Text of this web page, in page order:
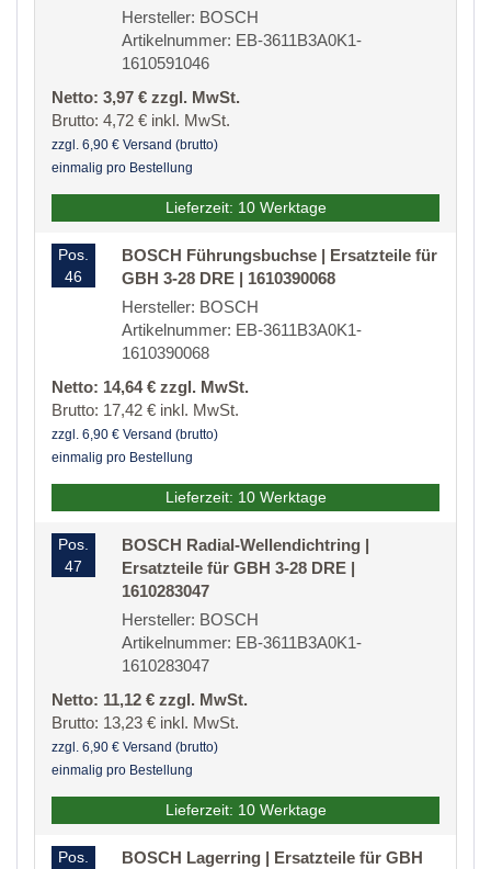
Hersteller: BOSCH
Artikelnummer: EB-3611B3A0K1-
1610591046
Netto: 3,97 € zzgl. MwSt.
Brutto: 4,72 € inkl. MwSt.
zzgl. 6,90 € Versand (brutto)
einmalig pro Bestellung
Lieferzeit: 10 Werktage
Pos.
46
BOSCH Führungsbuchse | Ersatzteile für
GBH 3-28 DRE | 1610390068
Hersteller: BOSCH
Artikelnummer: EB-3611B3A0K1-
1610390068
Netto: 14,64 € zzgl. MwSt.
Brutto: 17,42 € inkl. MwSt.
zzgl. 6,90 € Versand (brutto)
einmalig pro Bestellung
Lieferzeit: 10 Werktage
Pos.
47
BOSCH Radial-Wellendichtring |
Ersatzteile für GBH 3-28 DRE |
1610283047
Hersteller: BOSCH
Artikelnummer: EB-3611B3A0K1-
1610283047
Netto: 11,12 € zzgl. MwSt.
Brutto: 13,23 € inkl. MwSt.
zzgl. 6,90 € Versand (brutto)
einmalig pro Bestellung
Lieferzeit: 10 Werktage
Pos.
BOSCH Lagerring | Ersatzteile für GBH